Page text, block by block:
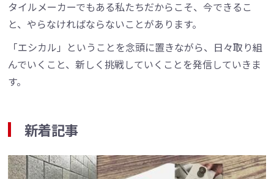
タイルメーカーでもある私たちだからこそ、今できるこ
と、やらなければならないことがあります。
「エシカル」ということを念頭に置きながら、日々取り組
んでいくこと、新しく挑戦していくことを発信していきま
す。
新着記事